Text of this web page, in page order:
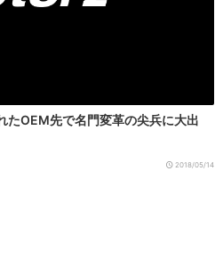
たOEM先で名門変革の尖兵に大出
2018/05/14